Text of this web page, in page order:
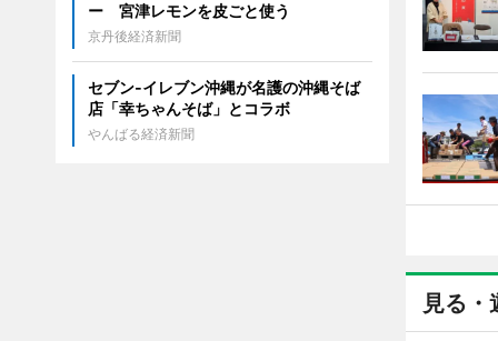
見る・
ー 宮津レモンを皮ごと使う
京丹後経済新聞
セブン‐イレブン沖縄が名護の沖縄そば
店「幸ちゃんそば」とコラボ
やんばる経済新聞